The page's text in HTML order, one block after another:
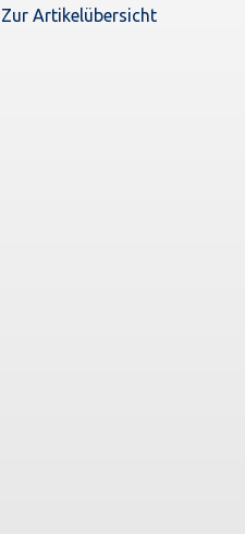
Zur Artikelübersicht